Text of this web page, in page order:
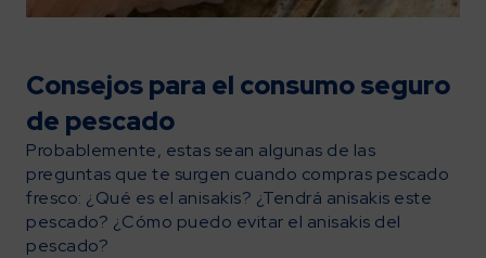
Consejos para el consumo seguro
de pescado
Probablemente, estas sean algunas de las
preguntas que te surgen cuando compras pescado
fresco: ¿Qué es el anisakis? ¿Tendrá anisakis este
pescado? ¿Cómo puedo evitar el anisakis del
pescado?